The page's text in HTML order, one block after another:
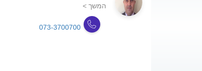
המשך >
073-3700700